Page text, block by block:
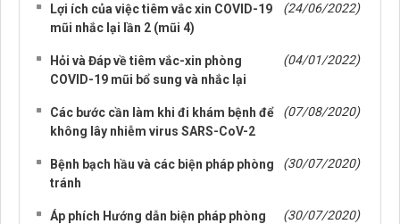
Lợi ích của việc tiêm vắc xin COVID-19
mũi nhắc lại lần 2 (mũi 4)
(24/06/2022)
Hỏi và Đáp về tiêm vắc-xin phòng
COVID-19 mũi bổ sung và nhắc lại
(04/01/2022)
Các bước cần làm khi đi khám bệnh để
không lây nhiễm virus SARS-CoV-2
(07/08/2020)
Bệnh bạch hầu và các biện pháp phòng
tránh
(30/07/2020)
Áp phích Hướng dẫn biện pháp phòng
(30/07/2020)